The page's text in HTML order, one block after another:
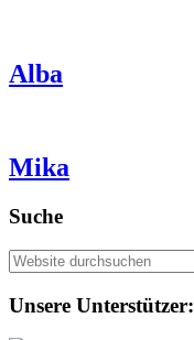
Alba
Mika
Seitenspalte
Suche
Website
durchsuchen
Footer
Unsere Unterstützer: